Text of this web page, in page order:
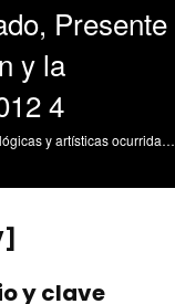
Presente
y la
4
Divulgación de las actividades científicas, tecnológicas y artísticas ocurridas en los tres campus de la UPV